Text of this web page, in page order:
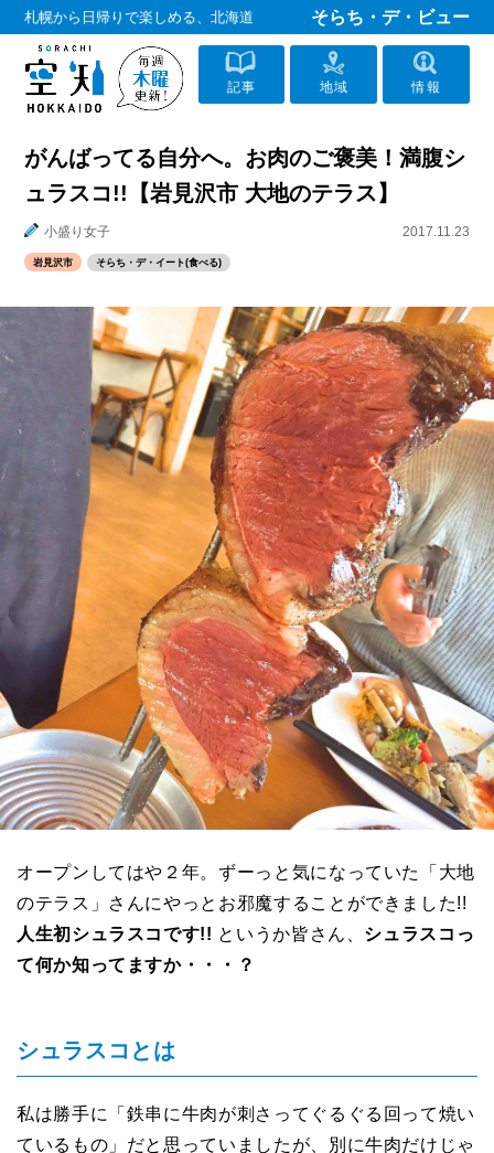
札幌から日帰りで楽しめる、北海道 そらち・デ・ビュー
記事 地域 情報
がんばってる自分へ。お肉のご褒美！満腹シ
ュラスコ!!【岩見沢市 大地のテラス】
小盛り女子 2017.11.23
岩見沢市 そらち・デ・イート(食べる)
オープンしてはや２年。ずーっと気になっていた「大地
のテラス」さんにやっとお邪魔することができました!!
人生初シュラスコです!! というか皆さん、 シュラスコっ
て何か知ってますか・・・？
シュラスコとは
私は勝手に「鉄串に牛肉が刺さってぐるぐる回って焼い
ているもの」だと思っていましたが、別に牛肉だけじゃ